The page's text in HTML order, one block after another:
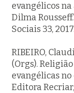
evangélicos
Dilma
Sociais33,
RIBEIRO,
(Orgs).
evangélicas
Editora